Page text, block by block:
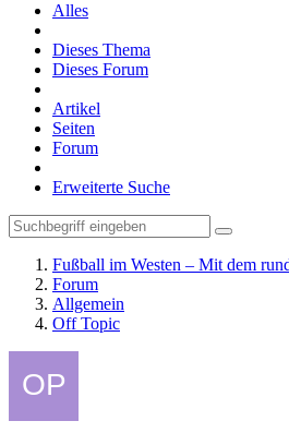
Alles
Dieses Thema
Dieses Forum
Artikel
Seiten
Forum
Erweiterte Suche
Fußball im Westen – Mit dem
Forum
Allgemein
Off Topic